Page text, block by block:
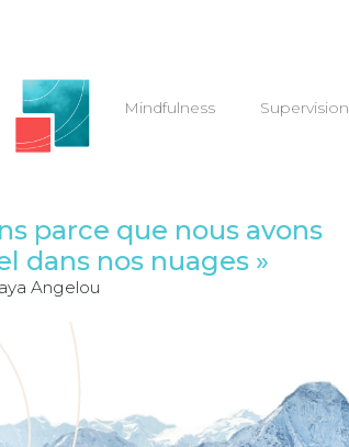
Mindfulness Supervision
parce que nous avons
dans nos nuages »
Angelou